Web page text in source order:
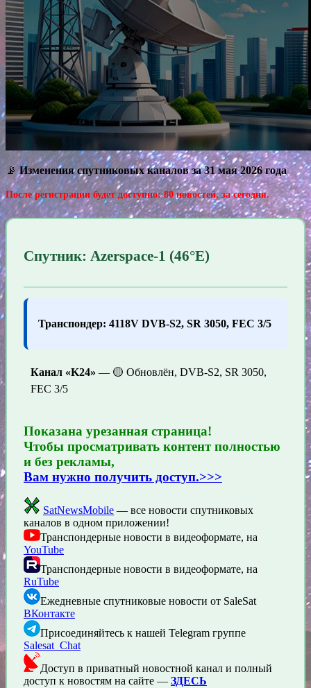
📡Изменения спутниковых каналов за 31 мая 2026 года
После регистрации будет доступно: 80 новостей, за сегодня.
Спутник: Azerspace-1 (46°E)
Транспондер: 4118V DVB-S2, SR 3050, FEC 3/5
Канал «K24» — 🟡 Обновлён, DVB-S2, SR 3050,
FEC 3/5
Показана урезанная страница!
Чтобы просматривать контент полностью
и без рекламы,
Вам нужно получить доступ.>>>
SatNewsMobile — все новости спутниковых
каналов в одном приложении!
Транспондерные новости в видеоформате, на
YouTube
Транспондерные новости в видеоформате, на
RuTube
Ежедневные спутниковые новости от SaleSat
ВКонтакте
Присоединяйтесь к нашей Telegram группе
Salesat_Chat
Доступ в приватный новостной канал и полный
доступ к новостям на сайте — ЗДЕСЬ